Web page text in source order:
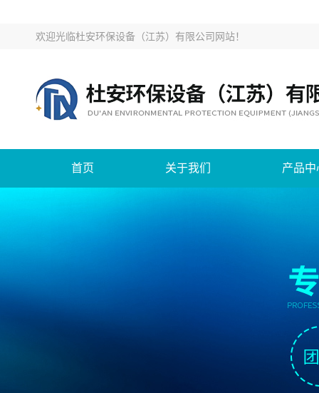
欢迎光临杜安环保设备（江苏）有限公司网站！
首页 关于我们 产品中